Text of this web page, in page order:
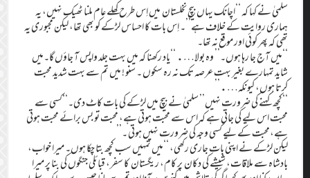
سلمیٰ نے کہا کہ ‘‘اچانک یہاں بیچ نخلستان میں اِس طرح کھلے عام ملنا ٹھیک نہیں، یہ
ہماری روایت کے خلاف ہے’’۔ اِس بات کا احساس لڑکے کو بھی تھا، لیکن مجبوری یہ
تھی کہ پھر کوئی اور موقع نہ تھا۔
‘‘میں آج جا رہا ہوں۔’’ وہ بولا…. ‘‘یاد رکھنا کہ میں بہت جلد واپس آ جاؤں گا۔میں
شاید تمہارے بغیر بہت عرصہ تک نہ رہ سکوں ۔ سنو ! میں تم سے بہت شدید محبت
کرتا ہوں، کیونکہ….’’
‘‘کچھ کہنے کی ضرورت نہیں’’ سلمیٰ نے بیچ میں لڑکے کی بات کاٹ دی۔‘‘کسی سے
محبت اس لیے کی جاتی ہے کہ اس سے محبت ہوتی ہے، محبت تو بس برائے محبت ہوتی
ہے،محبت کے لیے کسی وجہ کی ضرورت نہیں ہوتی ۔’’
لیکن لڑکے نے اپنی بات جاری رکھی، ‘‘میں تمہیں سب کچھ بتا چکا ہوں۔ میرا خواب،
بادشاہ سے ملاقات، شیشے کی دکان پر کام، ریگستان کا سفر، قبائلی جنگوں کی بنا پر میرا